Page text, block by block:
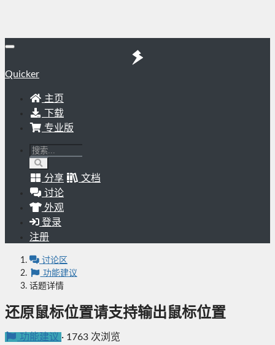
Quicker
主页
下载
专业版
分享
文档
讨论
外观
登录
注册
讨论区
功能建议
话题详情
还原鼠标位置请支持输出鼠标位置
功能建议 · 1763 次浏览